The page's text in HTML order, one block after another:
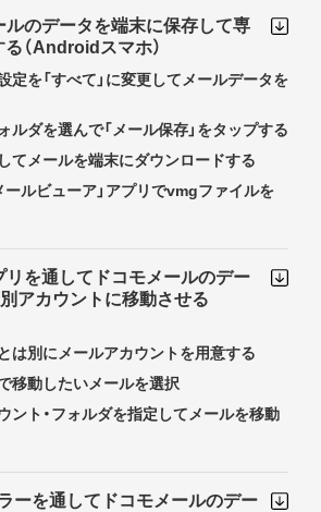
ルのデータを端末に保存して専
（Androidスマホ）
定を「すべて」に変更してメールデータを
ルダを選んで「メール保存」をタップする
てメールを端末にダウンロードする
ールビューア」アプリでvmgファイルを
リを通してドコモメールのデー
アカウントに移動させる
は別にメールアカウントを用意する
移動したいメールを選択
ント・フォルダを指定してメールを移動
ーを通してドコモメールのデー